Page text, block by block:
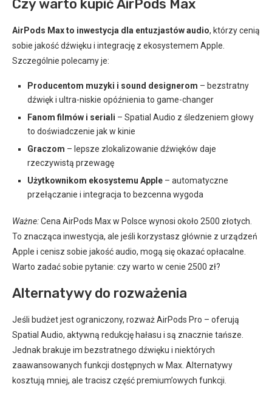
Czy warto kupić AirPods Max
AirPods Max to inwestycja dla entuzjastów audio, którzy cenią
sobie jakość dźwięku i integrację z ekosystemem Apple.
Szczególnie polecamy je:
Producentom muzyki i sound designerom – bezstratny
dźwięk i ultra-niskie opóźnienia to game-changer
Fanom filmów i seriali – Spatial Audio z śledzeniem głowy
to doświadczenie jak w kinie
Graczom – lepsze zlokalizowanie dźwięków daje
rzeczywistą przewagę
Użytkownikom ekosystemu Apple – automatyczne
przełączanie i integracja to bezcenna wygoda
Ważne:Cena AirPods Max w Polsce wynosi około 2500 złotych.
To znacząca inwestycja, ale jeśli korzystasz głównie z urządzeń
Apple i cenisz sobie jakość audio, mogą się okazać opłacalne.
Warto zadać sobie pytanie: czy warto w cenie 2500 zł?
Alternatywy do rozważenia
Jeśli budżet jest ograniczony, rozważ AirPods Pro – oferują
Spatial Audio, aktywną redukcję hałasu i są znacznie tańsze.
Jednak brakuje im bezstratnego dźwięku i niektórych
zaawansowanych funkcji dostępnych w Max. Alternatywy
kosztują mniej, ale tracisz część premium’owych funkcji.